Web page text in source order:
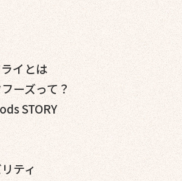
イとは
ーズって？
STORY
ティ